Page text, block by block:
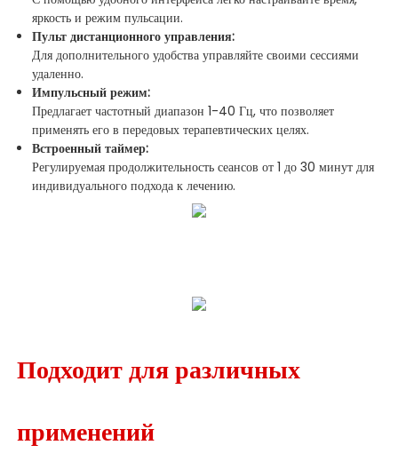
яркость и режим пульсации.
Пульт дистанционного управления:
Для дополнительного удобства управляйте своими сессиями
удаленно.
Импульсный режим:
Предлагает частотный диапазон 1-40 Гц, что позволяет
применять его в передовых терапевтических целях.
Встроенный таймер:
Регулируемая продолжительность сеансов от 1 до 30 минут для
индивидуального подхода к лечению.
Подходит для различных
применений